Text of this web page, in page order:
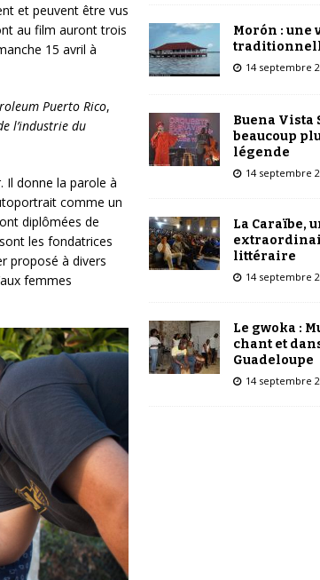
et peuvent être vus
au film auront trois
15 avril à
Puerto Rico,
l’industrie du
donne la parole à
comme un
diplômées de
les fondatrices
proposé à divers
femmes
Morón : une
14 septembre
Buena Vista
beaucoup
légende
14 septembre
La Caraïbe,
littéraire
14 septembre
Le gwoka :
chant et
Guadeloupe
14 septembre